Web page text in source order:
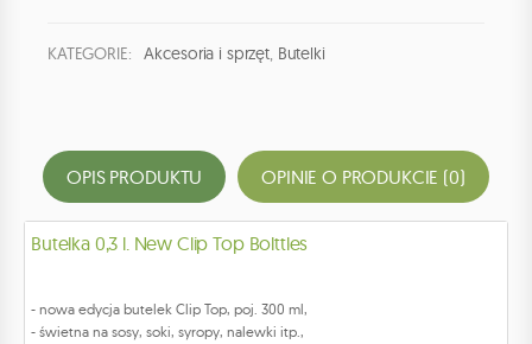
KATEGORIE: Akcesoria i sprzęt, Butelki
OPIS PRODUKTU OPINIE O PRODUKCIE (0)
Butelka 0,3 l. New Clip Top Bolttles
- nowa edycja butelek Clip Top, poj. 300 ml,
- świetna na sosy, soki, syropy, nalewki itp.,